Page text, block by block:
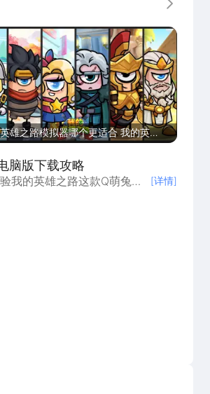
更多
雄之路模拟器哪个更适合 我的英雄
脑版下载攻略
我的英雄之路这款Q萌兔耳
能优化和键鼠操控支持，成
[详情]